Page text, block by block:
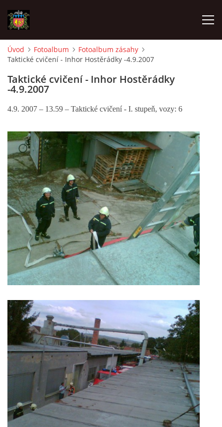
ÚVOD
O SBORU
CO SE DĚLO?
MLADÍ HASIČI
ZÁSAHOVÁ JEDNOTKA
DRUŽSTVO MUŽŮ
KONTAKT
VÝROČNÍ ZPRÁVY
DOTACE POSKYTNUTÁ Z ROZPOČTU JIHOMORAVSKÉHO
KRAJE
JEDNOTNÝ SYSTÉM VAROVÁNÍ A VYROZUMĚNÍ
OBYVATELSTVA ČR
VÝBOR SDH
Úvod Fotoalbum
Fotoalbum zásahy
Taktické cvičení - Inhor Hostěrádky -4.9.2007
Taktické cvičení - Inhor Hostěrádky
-4.9.2007
4.9. 2007 – 13.59 – Taktické cvičení - I. stupeň, vozy: 6